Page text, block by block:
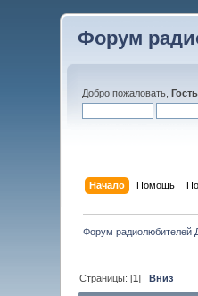
Форум
Добро пожаловать,Гость
Начало Помощь
Форум радиолюбителей
Страницы: [1]Вниз